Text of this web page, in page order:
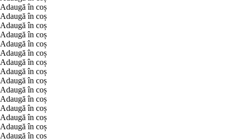
Adaugă în coș
Adaugă în coș
Adaugă în coș
Adaugă în coș
Adaugă în coș
Adaugă în coș
Adaugă în coș
Adaugă în coș
Adaugă în coș
Adaugă în coș
Adaugă în coș
Adaugă în coș
Adaugă în coș
Adaugă în coș
Adaugă în coș